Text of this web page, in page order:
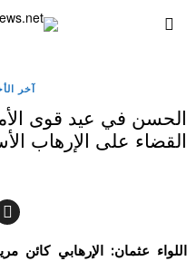
آخر
الحسن في عيد قوى
القضاء على الإرهاب
اللواء عثمان: الإرهابي كائن